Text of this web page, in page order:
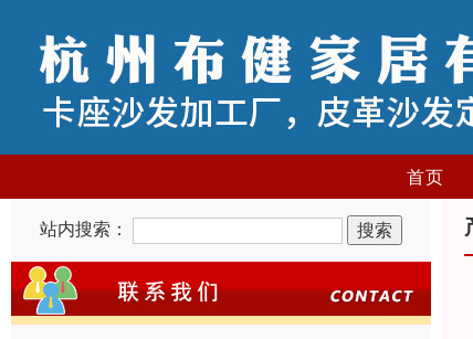
首页
站内搜索：